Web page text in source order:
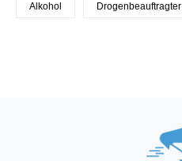
Alkohol Drogenbeauftragter